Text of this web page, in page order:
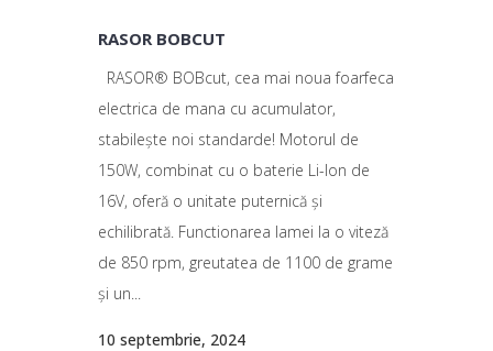
RASOR BOBCUT
RASOR® BOBcut, cea mai noua foarfeca
electrica de mana cu acumulator,
stabilește noi standarde! Motorul de
150W, combinat cu o baterie Li-Ion de
16V, oferă o unitate puternică și
echilibrată. Functionarea lamei la o viteză
de 850 rpm, greutatea de 1100 de grame
și un...
10 septembrie, 2024